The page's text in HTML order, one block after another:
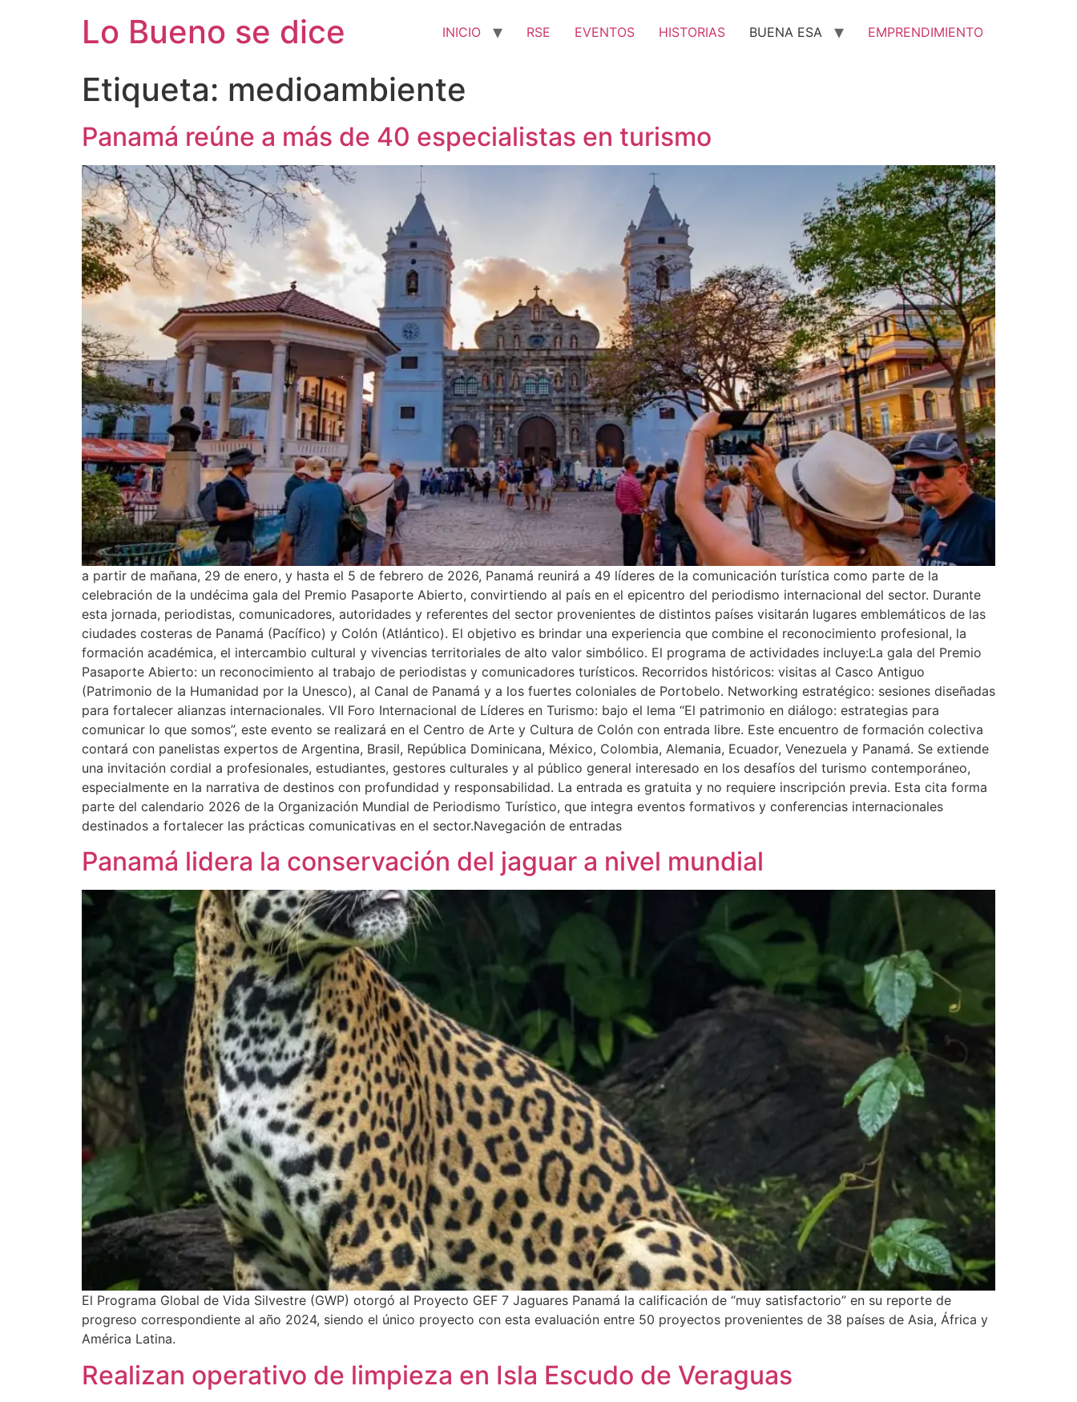
Lo Bueno se dice INICIO RSE EVENTOS HISTORIAS BUENA ESA EMPRENDIMIENTO
Etiqueta: medioambiente
Panamá reúne a más de 40 especialistas en turismo
a partir de mañana, 29 de enero, y hasta el 5 de febrero de 2026, Panamá reunirá a 49 líderes de la comunicación turística como parte de la
celebración de la undécima gala del Premio Pasaporte Abierto, convirtiendo al país en el epicentro del periodismo internacional del sector. Durante
esta jornada, periodistas, comunicadores, autoridades y referentes del sector provenientes de distintos países visitarán lugares emblemáticos de las
ciudades costeras de Panamá (Pacífico) y Colón (Atlántico). El objetivo es brindar una experiencia que combine el reconocimiento profesional, la
formación académica, el intercambio cultural y vivencias territoriales de alto valor simbólico. El programa de actividades incluye:La gala del Premio
Pasaporte Abierto: un reconocimiento al trabajo de periodistas y comunicadores turísticos. Recorridos históricos: visitas al Casco Antiguo
(Patrimonio de la Humanidad por la Unesco), al Canal de Panamá y a los fuertes coloniales de Portobelo. Networking estratégico: sesiones diseñadas
para fortalecer alianzas internacionales. VII Foro Internacional de Líderes en Turismo: bajo el lema “El patrimonio en diálogo: estrategias para
comunicar lo que somos”, este evento se realizará en el Centro de Arte y Cultura de Colón con entrada libre. Este encuentro de formación colectiva
contará con panelistas expertos de Argentina, Brasil, República Dominicana, México, Colombia, Alemania, Ecuador, Venezuela y Panamá. Se extiende
una invitación cordial a profesionales, estudiantes, gestores culturales y al público general interesado en los desafíos del turismo contemporáneo,
especialmente en la narrativa de destinos con profundidad y responsabilidad. La entrada es gratuita y no requiere inscripción previa. Esta cita forma
parte del calendario 2026 de la Organización Mundial de Periodismo Turístico, que integra eventos formativos y conferencias internacionales
destinados a fortalecer las prácticas comunicativas en el sector.Navegación de entradas
Panamá lidera la conservación del jaguar a nivel mundial
El Programa Global de Vida Silvestre (GWP) otorgó al Proyecto GEF 7 Jaguares Panamá la calificación de “muy satisfactorio” en su reporte de
progreso correspondiente al año 2024, siendo el único proyecto con esta evaluación entre 50 proyectos provenientes de 38 países de Asia, África y
América Latina.
Realizan operativo de limpieza en Isla Escudo de Veraguas